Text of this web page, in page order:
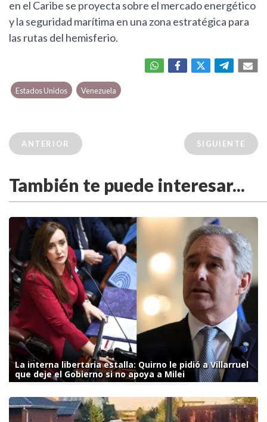
en el Caribe se proyecta sobre el mercado energético
y la seguridad marítima en una zona estratégica para
las rutas del hemisferio.
Estados Unidos Venezuela
ANTERIOR SIGUIENTE
También te puede interesar...
La interna libertaria estalla: Quirno le pidió a Villarruel
que deje el Gobierno si no apoya a Milei